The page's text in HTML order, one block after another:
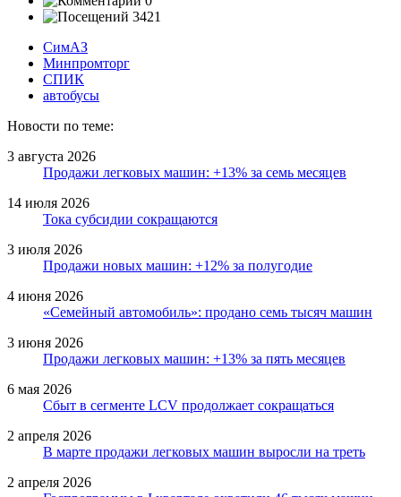
3421
СимАЗ
Минпромторг
СПИК
автобусы
Новости по теме:
3 августа 2026
Продажи легковых машин: +13% за семь месяцев
14 июля 2026
Тока субсидии сокращаются
3 июля 2026
Продажи новых машин: +12% за полугодие
4 июня 2026
«Семейный автомобиль»: продано семь тысяч машин
3 июня 2026
Продажи легковых машин: +13% за пять месяцев
6 мая 2026
Сбыт в сегменте LCV продолжает сокращаться
2 апреля 2026
В марте продажи легковых машин выросли на треть
2 апреля 2026